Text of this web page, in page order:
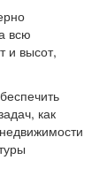
всю
и высот,
как